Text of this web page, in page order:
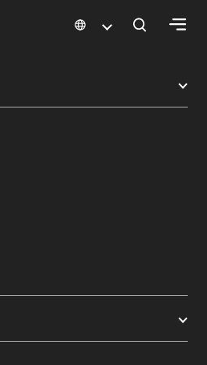
樟宜机场购物指南 购物详情